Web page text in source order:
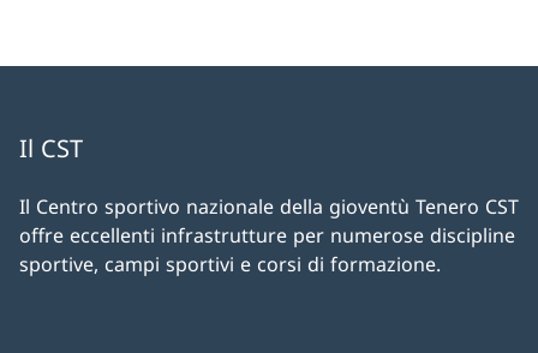
Il CST
Il Centro sportivo nazionale della gioventù Tenero CST
offre eccellenti infrastrutture per numerose discipline
sportive, campi sportivi e corsi di formazione.